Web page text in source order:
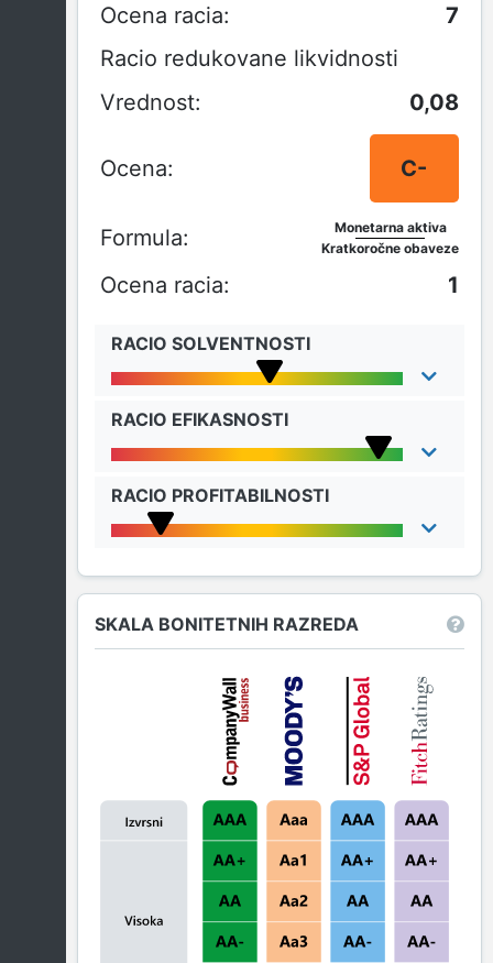
7
Racio redukovane likvidnosti
0,08
C-
Monetarna aktiva
Kratkoročne obaveze
1
RACIO SOLVENTNOSTI
RACIO EFIKASNOSTI
RACIO PROFITABILNOSTI
SKALA BONITETNIH RAZREDA